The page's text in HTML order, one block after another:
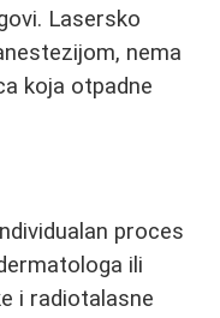
Lasersko
nema
koja otpadne
proces
ili
i radiotalasne